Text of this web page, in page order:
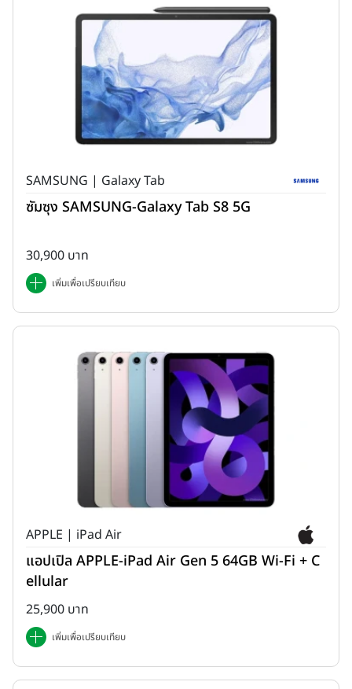
SAMSUNG | Galaxy Tab
ซัมซุง SAMSUNG-Galaxy Tab S8 5G
30,900 บาท
เพิ่มเพื่อเปรียบเทียบ
APPLE | iPad Air
แอปเปิล APPLE-iPad Air Gen 5 64GB Wi-Fi + C
ellular
25,900 บาท
เพิ่มเพื่อเปรียบเทียบ